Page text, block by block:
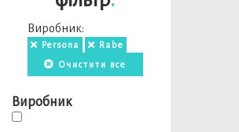
Виробник:
Persona Rabe
Очистити все
Виробник